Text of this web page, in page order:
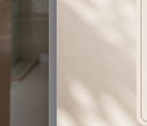
Renk